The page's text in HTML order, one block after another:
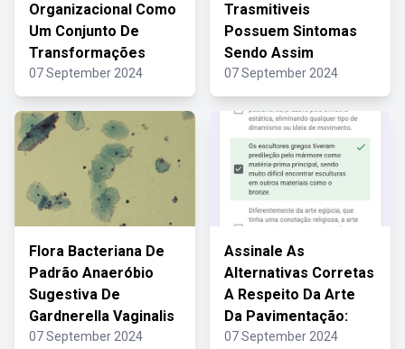
Organizacional Como
Um Conjunto De
Transformações
07 September 2024
Trasmitiveis
Possuem Sintomas
Sendo Assim
07 September 2024
Flora Bacteriana De
Padrão Anaeróbio
Sugestiva De
Gardnerella Vaginalis
07 September 2024
Assinale As
Alternativas Corretas
A Respeito Da Arte
Da Pavimentação:
07 September 2024